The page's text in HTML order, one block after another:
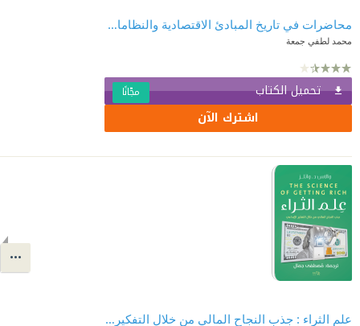
محاضرات في تاريخ المبادئ الاقتصادية والنظامات الأوروبية
محمد لطفي جمعة
تحميل الكتاب مجّانًا
اشترك الآن
علم الثراء : جذب النجاح المالي من خلال التفكير الإبداعي